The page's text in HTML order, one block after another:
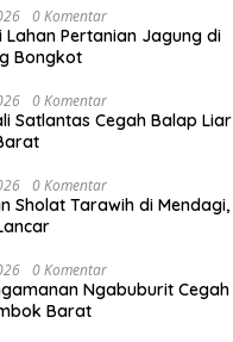
0 Komentar
Lahan Pertanian Jagung di
Bongkot
0 Komentar
Satlantas Cegah Balap Liar
0 Komentar
Sholat Tarawih di Mendagi,
0 Komentar
Ngabuburit Cegah
Barat